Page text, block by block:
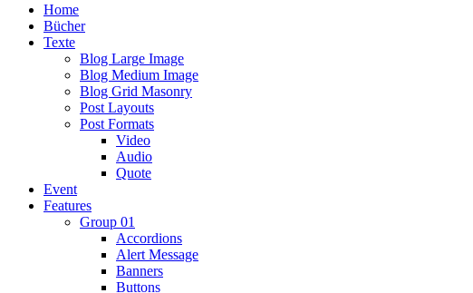
Home
Bücher
Texte
Blog Large Image
Blog Medium Image
Blog Grid Masonry
Post Layouts
Post Formats
Video
Audio
Quote
Event
Features
Group 01
Accordions
Alert Message
Banners
Buttons